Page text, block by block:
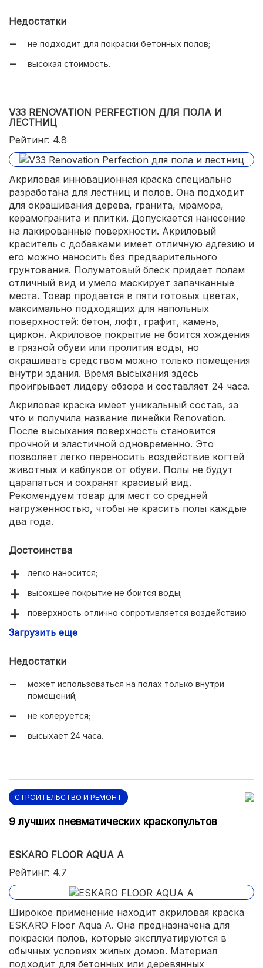
Недостатки
не подходит для покраски бетонных полов;
высокая стоимость.
V33 RENOVATION PERFECTION ДЛЯ ПОЛА И
ЛЕСТНИЦ
Рейтинг: 4.8
Акриловая инновационная краска специально
разработана для лестниц и полов. Она подходит
для окрашивания дерева, гранита, мрамора,
керамогранита и плитки. Допускается нанесение
на лакированные поверхности. Акриловый
краситель с добавками имеет отличную адгезию и
его можно наносить без предварительного
грунтования. Полуматовый блеск придает полам
отличный вид и умело маскирует запачканные
места. Товар продается в пяти готовых цветах,
максимально подходящих для напольных
поверхностей: бетон, лофт, графит, камень,
циркон. Акриловое покрытие не боится хождения
в грязной обуви или пролития воды, но
окрашивать средством можно только помещения
внутри здания. Время высыхания здесь
проигрывает лидеру обзора и составляет 24 часа.
Акриловая краска имеет уникальный состав, за
что и получила название линейки Renovation.
После высыхания поверхность становится
прочной и эластичной одновременно. Это
позволяет легко переносить воздействие когтей
животных и каблуков от обуви. Полы не будут
царапаться и сохранят красивый вид.
Рекомендуем товар для мест со средней
нагруженностью, чтобы не красить полы каждые
два года.
Достоинства
легко наносится;
высохшее покрытие не боится воды;
поверхность отлично сопротивляется воздействию
Загрузить еще
Недостатки
может использоваться на полах только внутри
помещений;
не колеруется;
высыхает 24 часа.
СТРОИТЕЛЬСТВО И РЕМОНТ
9 лучших пневматических краскопультов
ESKARO FLOOR AQUA А
Рейтинг: 4.7
Широкое применение находит акриловая краска
ESKARO Floor Aqua А. Она предназначена для
покраски полов, которые эксплуатируются в
обычных условиях жилых домов. Материал
подходит для бетонных или деревянных